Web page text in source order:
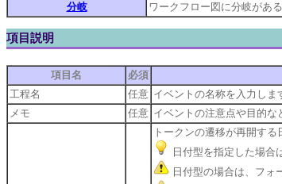
分岐
ワークフロー図に分岐があ
項目説明
項目名 必須
工程名
任意 イベントの名称を入力しま
メモ
任意 イベントの注意点や目的な
トークンの遷移が再開す
日付型を指定した場合
日付型の場合は、フォ